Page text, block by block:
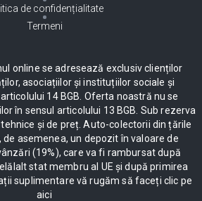
de confidențialitate
Termeni
online se adresează exclusiv clienților
asociațiilor și instituțiilor sociale și
14 BGB. Oferta noastră nu se
în sensul articolului 13 BGB. Sub rezerva
și de preț. Auto-colectorii din țările
de asemenea, un depozit în valoare de
(19%), care va fi rambursat după
stat membru al UE și după primirea
suplimentare vă rugăm să faceți clic pe
aici